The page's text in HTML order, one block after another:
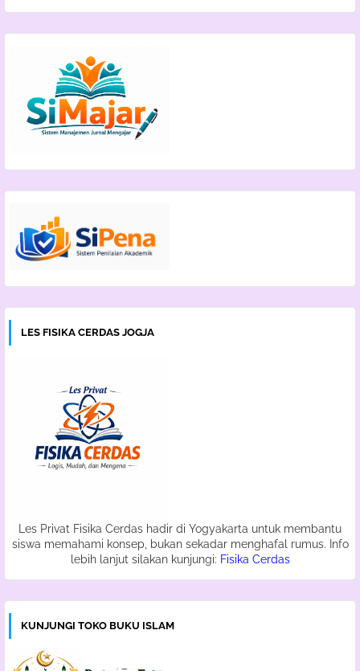
LES FISIKA CERDAS JOGJA
Les Privat Fisika Cerdas hadir di Yogyakarta untuk membantu
siswa memahami konsep, bukan sekadar menghafal rumus. Info
lebih lanjut silakan kunjungi: Fisika Cerdas
KUNJUNGI TOKO BUKU ISLAM